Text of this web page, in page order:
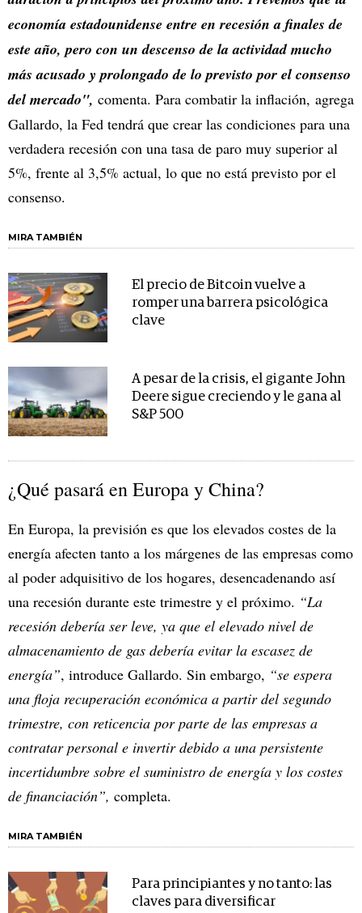
economía estadounidense entre en recesión a finales de
este año, pero con un descenso de la actividad mucho
más acusado y prolongado de lo previsto por el consenso
del mercado", comenta. Para combatir la inflación, agrega
Gallardo, la Fed tendrá que crear las condiciones para una
verdadera recesión con una tasa de paro muy superior al
5%, frente al 3,5% actual, lo que no está previsto por el
consenso.
MIRA TAMBIÉN
El precio de Bitcoin vuelve a
romper una barrera psicológica
clave
A pesar de la crisis, el gigante John
Deere sigue creciendo y le gana al
S&P 500
¿Qué pasará en Europa y China?
En Europa, la previsión es que los elevados costes de la
energía afecten tanto a los márgenes de las empresas como
al poder adquisitivo de los hogares, desencadenando así
una recesión durante este trimestre y el próximo. “La
recesión debería ser leve, ya que el elevado nivel de
almacenamiento de gas debería evitar la escasez de
energía”, introduce Gallardo. Sin embargo, “se espera
una floja recuperación económica a partir del segundo
trimestre, con reticencia por parte de las empresas a
contratar personal e invertir debido a una persistente
incertidumbre sobre el suministro de energía y los costes
de financiación”, completa.
MIRA TAMBIÉN
Para principiantes y no tanto: las
claves para diversificar